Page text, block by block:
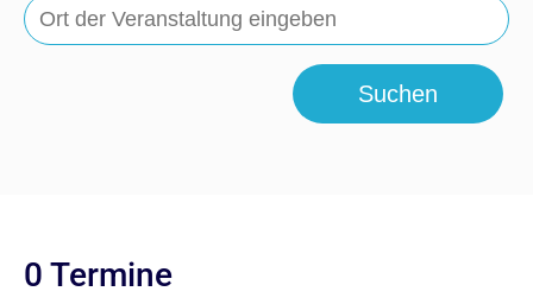
Suchen
0 Termine